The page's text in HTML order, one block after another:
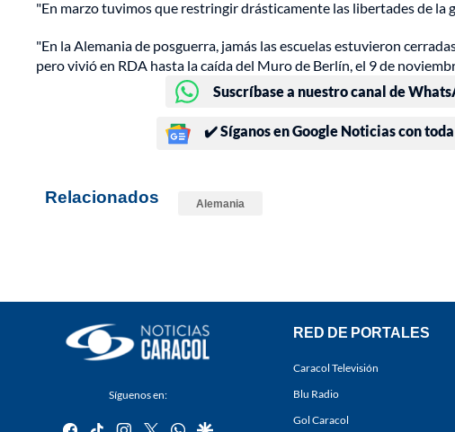
"En marzo tuvimos que restringir drásticamente las libertades de la
"En la Alemania de posguerra, jamás las escuelas estuvieron
pero vivió en RDA hasta la caída del Muro de Berlín, el 9 de
Suscríbase a nuestro canal de
✔️ Síganos en Google Noticias con
Relacionados Alemania
Síguenos en:
facebook
tiktok instagram
twitterwhatsapp
google
RED DE PORTALES
Caracol Televisión
Blu Radio
Gol Caracol